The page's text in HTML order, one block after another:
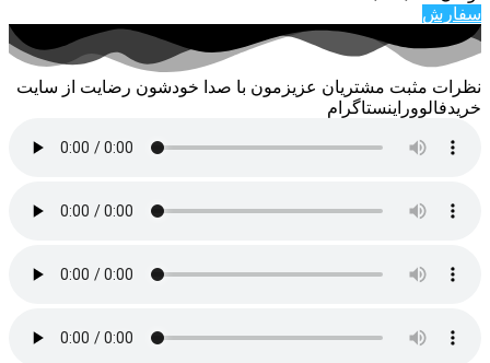
سفارش
نظرات مثبت مشتریان عزیزمون با صدا خودشون رضایت از سایت
خریدفالووراینستاگرام